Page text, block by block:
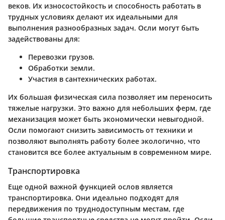
веков. Их износостойкость и способность работать в
трудных условиях делают их идеальными для
выполнения разнообразных задач. Осли могут быть
задействованы для:
Перевозки грузов.
Обработки земли.
Участия в сантехнических работах.
Их большая физическая сила позволяет им переносить
тяжелые нагрузки. Это важно для небольших ферм, где
механизация может быть экономически невыгодной.
Осли помогают снизить зависимость от техники и
позволяют выполнять работу более экологично, что
становится все более актуальным в современном мире.
Транспортировка
Еще одной важной функцией ослов является
транспортировка. Они идеально подходят для
передвижения по труднодоступным местам, где